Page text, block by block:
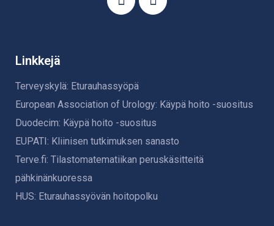
Linkkejä
Terveyskylä: Eturauhassyöpä
European Association of Urology: Käypä hoito -suositus
Duodecim: Käypä hoito -suositus
EUPATI: Kliinisen tutkimuksen sanasto
Terve.fi: Tilastomatematiikan peruskäsitteitä
pähkinänkuoressa
HUS: Eturauhassyövän hoitopolku